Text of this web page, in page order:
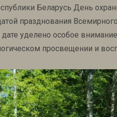
Беларусь День
празднования
уделено особое
просвещении и